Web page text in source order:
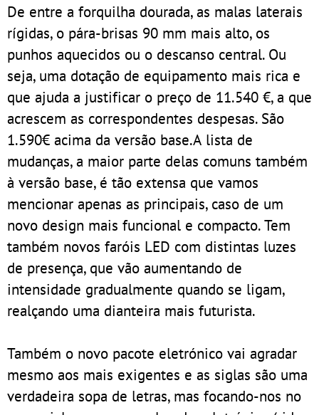
De entre a forquilha dourada, as malas laterais
rígidas, o pára-brisas 90 mm mais alto, os
punhos aquecidos ou o descanso central. Ou
seja, uma dotação de equipamento mais rica e
que ajuda a justificar o preço de 11.540 €, a que
acrescem as correspondentes despesas. São
1.590€ acima da versão base.A lista de
mudanças, a maior parte delas comuns também
à versão base, é tão extensa que vamos
mencionar apenas as principais, caso de um
novo design mais funcional e compacto. Tem
também novos faróis LED com distintas luzes
de presença, que vão aumentando de
intensidade gradualmente quando se ligam,
realçando uma dianteira mais futurista.
Também o novo pacote eletrónico vai agradar
mesmo aos mais exigentes e as siglas são uma
verdadeira sopa de letras, mas focando-nos no